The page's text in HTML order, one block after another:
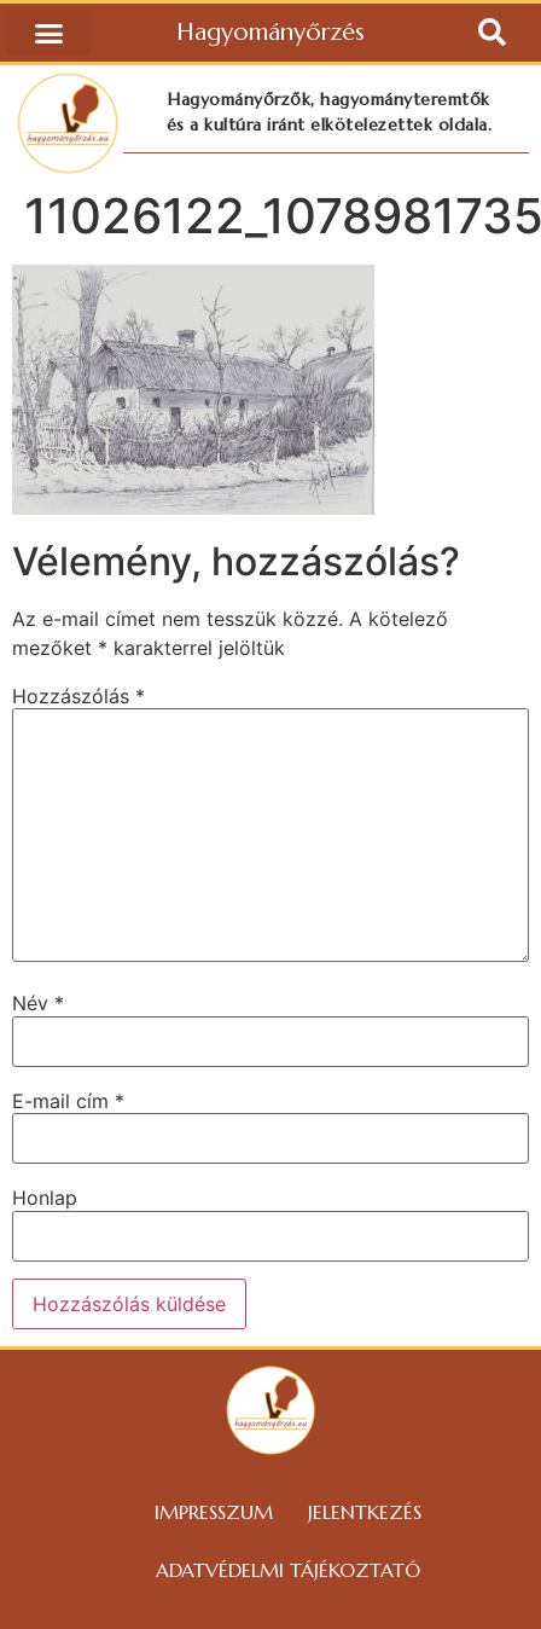
Hagyományőrzés
Hagyományőrzők, hagyományteremtők
és a kultúra iránt elkötelezettek oldala.
Vélemény, hozzászólás?
Az e-mail címet nem tesszük közzé. A kötelező
mezőket * karakterrel jelöltük
Hozzászólás *
Név *
E-mail cím *
Honlap
IMPRESSZUM JELENTKEZÉS
ADATVÉDELMI TÁJÉKOZTATÓ